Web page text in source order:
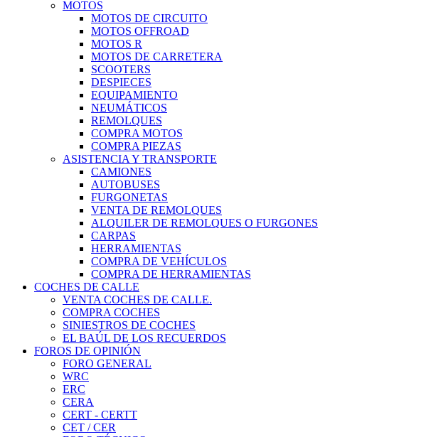
MOTOS
MOTOS DE CIRCUITO
MOTOS OFFROAD
MOTOS R
MOTOS DE CARRETERA
SCOOTERS
DESPIECES
EQUIPAMIENTO
NEUMÁTICOS
REMOLQUES
COMPRA MOTOS
COMPRA PIEZAS
ASISTENCIA Y TRANSPORTE
CAMIONES
AUTOBUSES
FURGONETAS
VENTA DE REMOLQUES
ALQUILER DE REMOLQUES O FURGONES
CARPAS
HERRAMIENTAS
COMPRA DE VEHÍCULOS
COMPRA DE HERRAMIENTAS
COCHES DE CALLE
VENTA COCHES DE CALLE.
COMPRA COCHES
SINIESTROS DE COCHES
EL BAÚL DE LOS RECUERDOS
FOROS DE OPINIÓN
FORO GENERAL
WRC
ERC
CERA
CERT - CERTT
CET / CER